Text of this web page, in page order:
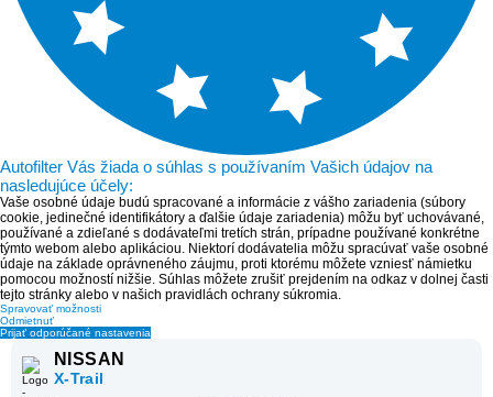
Autofilter Vás žiada o súhlas s používaním Vašich údajov na
nasledujúce účely:
Vaše osobné údaje budú spracované a informácie z vášho zariadenia (súbory
cookie, jedinečné identifikátory a ďalšie údaje zariadenia) môžu byť uchovávané,
používané a zdieľané s dodávateľmi tretích strán, prípadne používané konkrétne
týmto webom alebo aplikáciou. Niektorí dodávatelia môžu spracúvať vaše osobné
údaje na základe oprávneného záujmu, proti ktorému môžete vzniesť námietku
pomocou možností nižšie. Súhlas môžete zrušiť prejdením na odkaz v dolnej časti
tejto stránky alebo v našich pravidlách ochrany súkromia.
Spravovať možnosti
Odmietnuť
Prijať odporúčané nastavenia
NISSAN
X-Trail